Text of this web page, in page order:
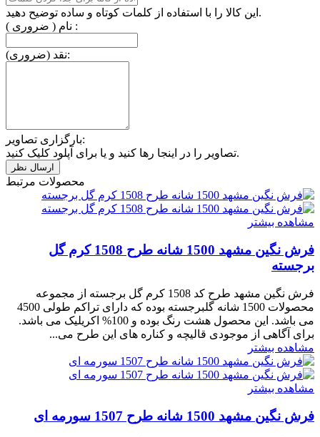
این کالا را با استفاده از کلمات کوتاه و ساده توضیح دهید.
نام ( ضروری ) :
نقد (ضروری):
بارگزاری تصاویر:
تصاویر را در اینجا رها کنید و یا برای آپلود کلیک کنید.
محصولات مرتبط
مشاهده بیشتر
فرش نگین مشهد 1500 شانه طرح 1508 کرم گل
برجسته
فرش نگین مشهد طرح کد 1508 کرم گل برجسته از مجموعه
محصولات 1500 شانه گلبرجسته بوده که دارای تراکم طولی 4500
می باشد. این محصول هشت رنگ بوده و 100% اکریلیک می باشد.
برای آگاهی از موجودی قالیچه و کناره های این طرح می...
مشاهده بیشتر
مشاهده بیشتر
فرش نگین مشهد 1500 شانه طرح 1507 سورمه ای